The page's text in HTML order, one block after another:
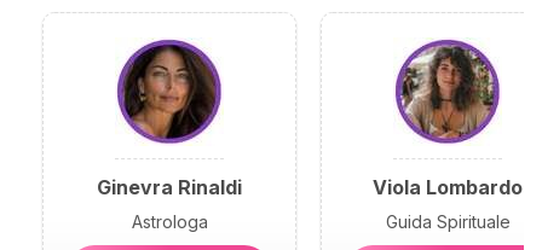
Ginevra Rinaldi
Astrologa
Viola Lombardo
Guida Spirituale